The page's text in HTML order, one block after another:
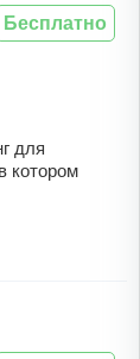
для
котором
Бесплатно